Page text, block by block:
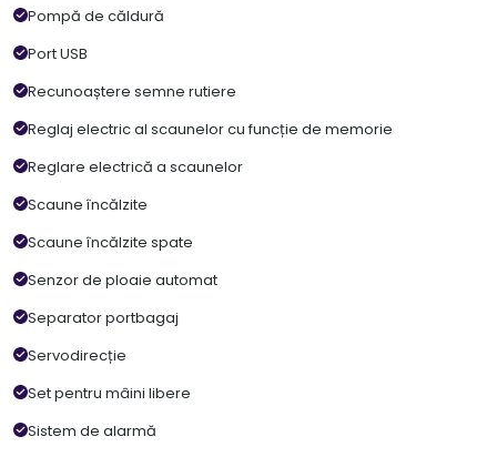
Pompă de căldură
Port USB
Recunoaștere semne rutiere
Reglaj electric al scaunelor cu funcție de memorie
Reglare electrică a scaunelor
Scaune încălzite
Scaune încălzite spate
Senzor de ploaie automat
Separator portbagaj
Servodirecție
Set pentru mâini libere
Sistem de alarmă